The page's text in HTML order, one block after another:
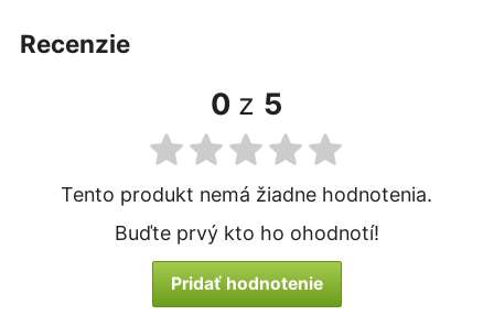
recenzie
0 z 5
Tento produkt nemá žiadne hodnotenia.
Buďte prvý kto ho ohodnotí!
Pridať hodnotenie